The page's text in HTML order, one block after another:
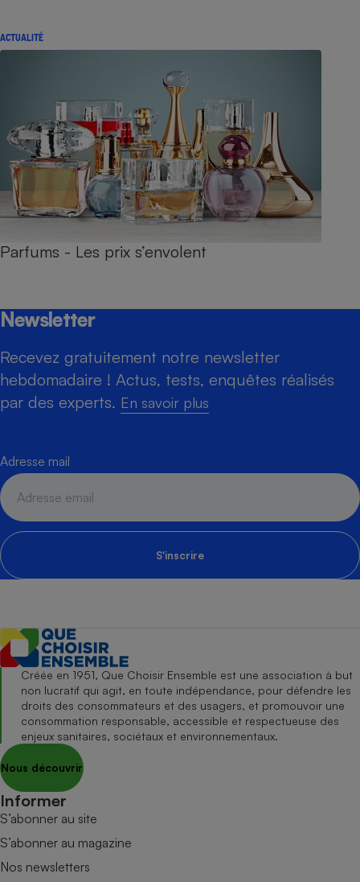
ACTUALITÉ
Parfums - Les prix s’envolent
Newsletter
Recevez gratuitement notre newsletter
hebdomadaire ! Actus, tests, enquêtes réalisés
par des experts. En savoir plus
Adresse mail
S'inscrire
Créée en 1951, Que Choisir Ensemble est une association à but
non lucratif qui agit, en toute indépendance, pour défendre les
droits des consommateurs et des usagers, et promouvoir une
consommation responsable, accessible et respectueuse des
enjeux sanitaires, sociétaux et environnementaux.
Nous découvrir
Informer
S’abonner au site
S’abonner au magazine
Nos newsletters